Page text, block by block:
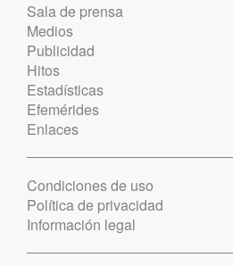
Sala de prensa
Medios
Publicidad
Hitos
Estadísticas
Efemérides
Enlaces
Condiciones de uso
Política de privacidad
Información legal